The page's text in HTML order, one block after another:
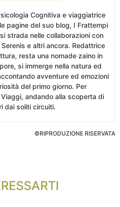
Cognitiva e viaggiatrice
pagine del suo blog, I Frattempi
strada nelle collaborazioni con
e altri ancora. Redattrice
resta una nomade zaino in
si immerge nella natura ed
avventure ed emozioni
del primo giorno. Per
andando alla scoperta di
dai soliti circuiti.
©RIPRODUZIONE RISERVATA